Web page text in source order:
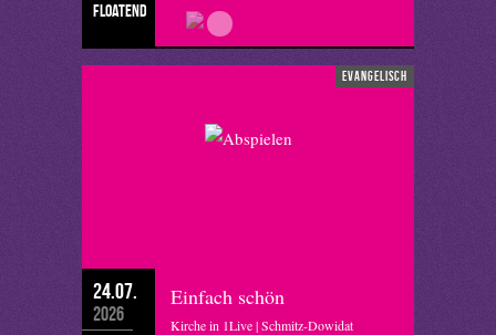
floatend
evangelisch
24.07.
2026
Einfach schön
Kirche in 1Live | Schmitz-Dowidat